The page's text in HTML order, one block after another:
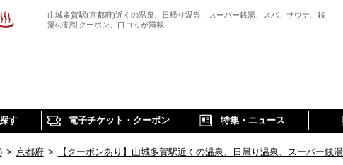
山城多賀駅(京都府)近くの温泉、日帰り温泉、スーパー銭湯、スパ、サウナ、銭
湯の割引クーポン、口コミが満載
す 電子チケット・クーポン 特集・ニュース
> 京都府 > 【クーポンあり】山城多賀駅近くの温泉、日帰り温泉、スーパー銭